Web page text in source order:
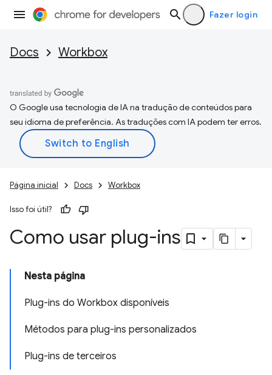
Fazer login
Docs Workbox
O Google usa tecnologia de IA na tradução de conteúdos para
seu idioma de preferência. As traduções com IA podem ter erros.
Página inicial Docs Workbox
Isso foi útil?
Como usar plug-ins
Nesta página
Plug-ins do Workbox disponíveis
Métodos para plug-ins personalizados
Plug-ins de terceiros